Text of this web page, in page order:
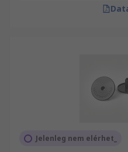
Jelenleg nem elérhet_